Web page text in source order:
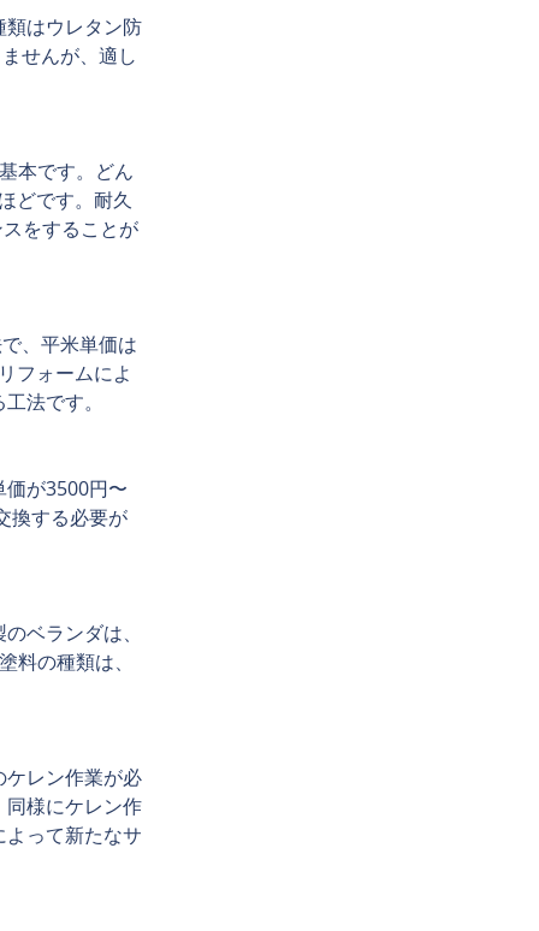
はウレタン防
せんが、適し
本です。どん
どです。耐久
をすることが
、平米単価は
フォームによ
法です。
が3500円〜
換する必要が
ベランダは、
の種類は、
レン作業が必
様にケレン作
って新たなサ